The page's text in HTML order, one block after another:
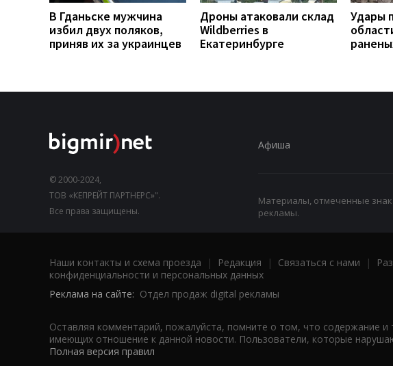
В Гданьске мужчина
избил двух поляков,
приняв их за украинцев
Дроны атаковали склад
Wildberries в
Екатеринбурге
Удары
© 2000-2024,
ТОВ «КЕПРЕЙТ ПАРТНЕРС»".
Все права защищены.
Афиша
Материалы, отмеченные
рекламы.
Наши контакты и схема проезда | Редакция | Связаться с нами |
конфиденциальности и персональных данных
Реклама на сайте: Отдел продаж digital рекламы
Оставляя комментарий, пожалуйста, помните о том, что содержание
имеющих отношение к данной новости. Пользователи, которые
Полная версия правил